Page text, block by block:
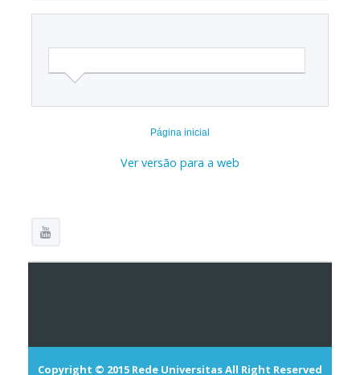
Página inicial
Ver versão para a web
Copyright © 2015 Rede UniversitasAll Right Reserved